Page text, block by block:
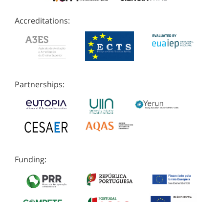
Accreditations:
Partnerships:
Funding: